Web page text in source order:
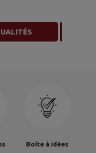
Boîte à idées